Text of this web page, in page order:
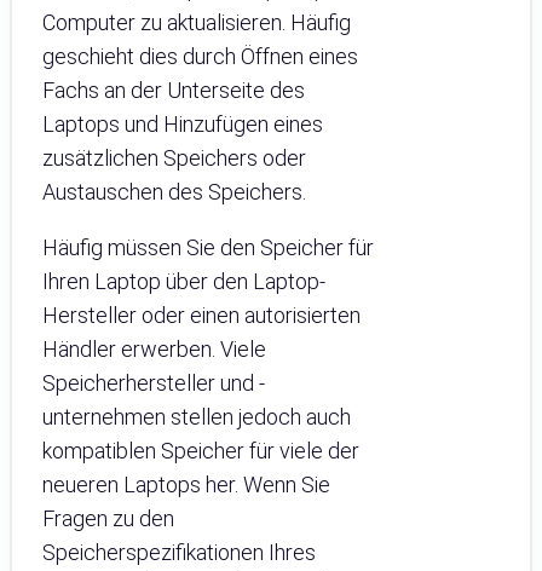
Computer zu aktualisieren. Häufig
geschieht dies durch Öffnen eines
Fachs an der Unterseite des
Laptops und Hinzufügen eines
zusätzlichen Speichers oder
Austauschen des Speichers.
Häufig müssen Sie den Speicher für
Ihren Laptop über den Laptop-
Hersteller oder einen autorisierten
Händler erwerben. Viele
Speicherhersteller und -
unternehmen stellen jedoch auch
kompatiblen Speicher für viele der
neueren Laptops her. Wenn Sie
Fragen zu den
Speicherspezifikationen Ihres